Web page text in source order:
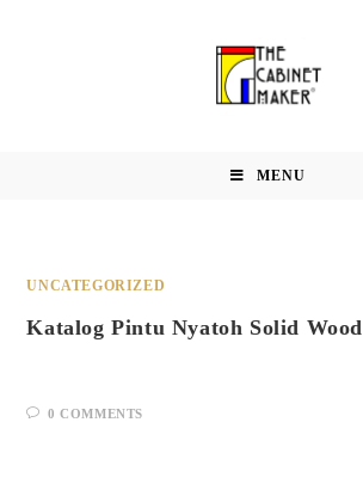
MENU
UNCATEGORIZED
Katalog Pintu Nyatoh Solid Wood
0 COMMENTS